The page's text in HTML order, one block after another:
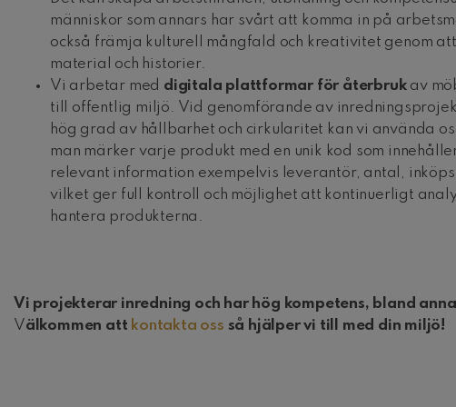
människor som annars har svårt att komma in på
också främja kulturell mångfald och kreativitet genom
material och historier.
Vi arbetar med digitala plattformar för återbrukav
till offentlig miljö. Vid genomförande av
hög grad av hållbarhet och cirkularitet kan vi använda
man märker varje produkt med en unik kod som
relevant information exempelvis leverantör, antal,
vilket ger full kontroll och möjlighet att kontinuerligt
hantera produkterna.
Vi projekterar inredning och har hög kompetens, bland
Välkommen att kontakta oss så hjälper vi till med din miljö!